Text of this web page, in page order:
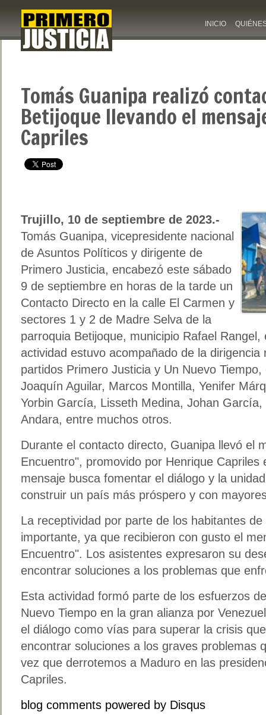
INICIO
Tomás Guanipa realizó
Betijoque llevando el
Capriles
Trujillo, 10 de septiembre de 2023.-
Tomás Guanipa, vicepresidente nacional
de Asuntos Políticos y dirigente de
Primero Justicia, encabezó este sábado
9 de septiembre en horas de la tarde un
Contacto Directo en la calle El Carmen y
sectores 1 y 2 de Madre Selva de la
parroquia Betijoque, municipio Rafael
actividad estuvo acompañado de la dirigencia
partidos Primero Justicia y Un Nuevo
Joaquín Aguilar, Marcos Montilla, Yenifer
Yorbin García, Lisseth Medina, Johan
Andara, entre muchos otros.
Durante el contacto directo, Guanipa llevó el
Encuentro", promovido por Henrique Capriles
mensaje busca fomentar el diálogo y la
construir un país más próspero y con
La receptividad por parte de los habitantes
importante, ya que recibieron con gusto el
Encuentro". Los asistentes expresaron su
encontrar soluciones a los problemas que
Esta actividad formó parte de los esfuerzos
Nuevo Tiempo en la gran alianza por
el diálogo como vías para superar la crisis
encontrar soluciones a los graves problemas
vez que derrotemos a Maduro en las
Capriles.
blog comments powered by Disqus